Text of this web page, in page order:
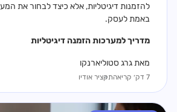
להזמנות דיגיטליות, אלא כיצד לבחור את
באמת לעסק.
מדריך למערכות הזמנה דיגיטליות
מאת גרג סטוליארנקו
7 דק׳ קריאה תקציר אודיו